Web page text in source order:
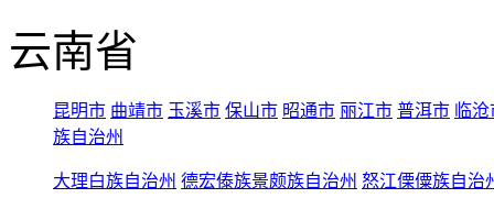
云南省
昆明市 曲靖市 玉溪市 保山市 昭通市 丽江市 普洱市 临
族自治州
大理白族自治州 德宏傣族景颇族自治州 怒江傈僳族自治